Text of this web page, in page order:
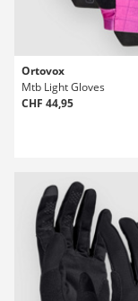
Ortovox
Mtb Light Gloves
CHF 44,95